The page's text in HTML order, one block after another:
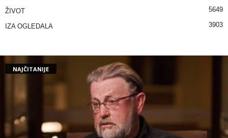
ŽIVOT 5649
IZA OGLEDALA 3903
NAJČITANIJE